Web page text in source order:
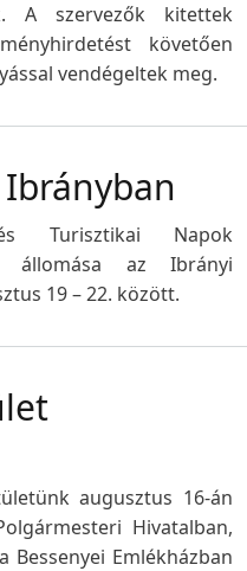
A szervezők kitettek
követően
vendégeltek meg.
Turisztikai Napok
állomása az Ibrányi
19 – 22. között.
augusztus 16-án
Hivatalban,
Emlékházban